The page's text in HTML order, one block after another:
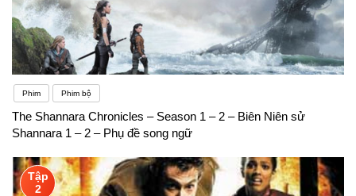
Phim Phim bộ
The Shannara Chronicles – Season 1 – 2 – Biên Niên sử
Shannara 1 – 2 – Phụ đề song ngữ
Tập
2